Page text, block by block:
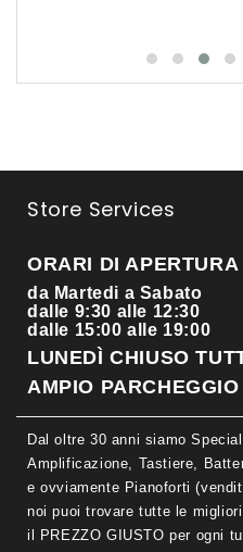
Store Services
ORARI DI
da Martedi a Sabato
dalle 9:30 alle 12:30
dalle 15:00 alle 19:00
LUNEDÌ CHIUSO
AMPIO
Dal oltre 30 anni siamo
Amplificazione, Tastiere,
e ovviamente Pianoforti
noi puoi trovare tutte le
il PREZZO GIUSTO per ogni